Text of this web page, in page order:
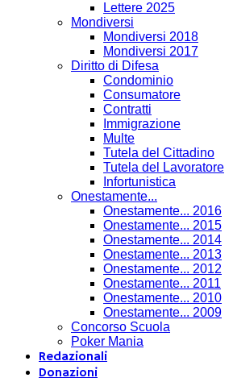
Lettere 2025
Mondiversi
Mondiversi 2018
Mondiversi 2017
Diritto di Difesa
Condominio
Consumatore
Contratti
Immigrazione
Multe
Tutela del Cittadino
Tutela del Lavoratore
Infortunistica
Onestamente...
Onestamente... 2016
Onestamente... 2015
Onestamente... 2014
Onestamente... 2013
Onestamente... 2012
Onestamente... 2011
Onestamente... 2010
Onestamente... 2009
Concorso Scuola
Poker Mania
Redazionali
Donazioni